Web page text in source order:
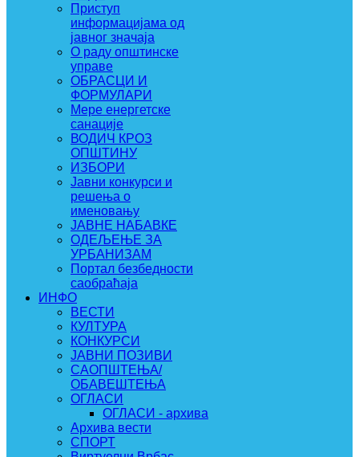
Приступ
информацијама од
јавног значаја
О раду општинске
управе
ОБРАСЦИ И
ФОРМУЛАРИ
Мере енергетске
санације
ВОДИЧ КРОЗ
ОПШТИНУ
ИЗБОРИ
Јавни конкурси и
решења о
именовању
ЈАВНЕ НАБАВКЕ
ОДЕЉЕЊЕ ЗА
УРБАНИЗАМ
Портал безбедности
саобраћаја
ИНФО
ВЕСТИ
КУЛТУРА
КОНКУРСИ
ЈАВНИ ПОЗИВИ
САОПШТЕЊА/
ОБАВЕШТЕЊА
ОГЛАСИ
ОГЛАСИ - архива
Архива вести
СПОРТ